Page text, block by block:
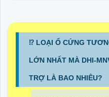
⁉️ LOẠI Ổ CỨNG
LỚN NHẤT MÀ DHI-
TRỢ LÀ BAO NHIÊU?